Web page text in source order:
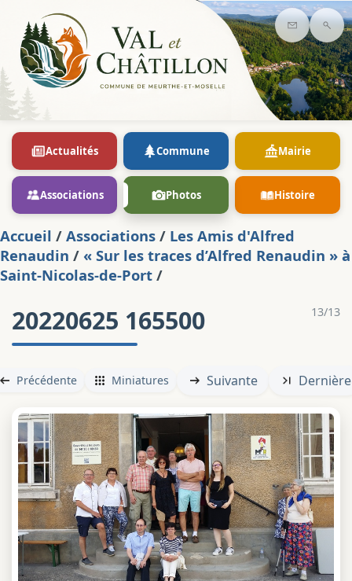
Contact
Actualités Commune Mairie
Associations Photos Histoire
Accueil / Associations / Les Amis d'Alfred
Renaudin / « Sur les traces d’Alfred Renaudin » à
Saint-Nicolas-de-Port /
13/13
20220625 165500
Précédente Miniatures Suivante Dernière